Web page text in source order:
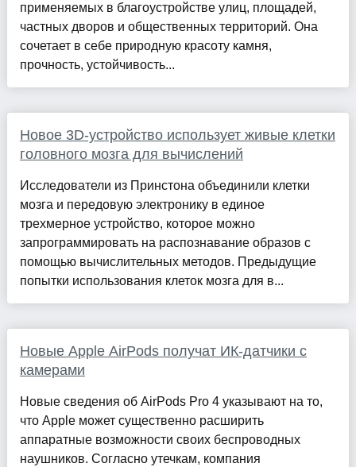
применяемых в благоустройстве улиц, площадей,
частных дворов и общественных территорий. Она
сочетает в себе природную красоту камня,
прочность, устойчивость...
Новое 3D-устройство использует живые клетки
головного мозга для вычислений
Исследователи из Принстона объединили клетки
мозга и передовую электронику в единое
трехмерное устройство, которое можно
запрограммировать на распознавание образов с
помощью вычислительных методов. Предыдущие
попытки использования клеток мозга для в...
Новые Apple AirPods получат ИК-датчики с
камерами
Новые сведения об AirPods Pro 4 указывают на то,
что Apple может существенно расширить
аппаратные возможности своих беспроводных
наушников. Согласно утечкам, компания